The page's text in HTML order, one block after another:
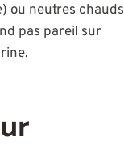
ou neutres chauds
pas pareil sur